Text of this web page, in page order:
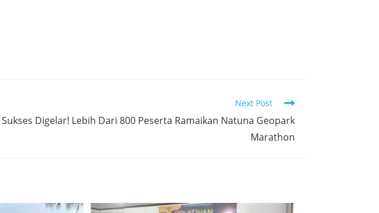
Next Post
Sukses Digelar! Lebih Dari 800 Peserta Ramaikan Natuna Geopark
Marathon